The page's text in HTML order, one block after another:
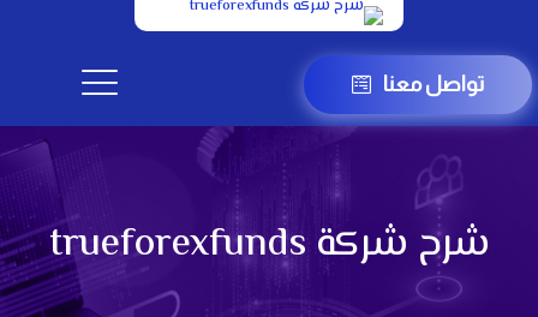
تواصل معنا
شرح شركة trueforexfunds